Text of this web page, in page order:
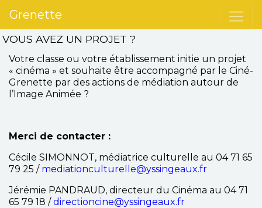
Grenette
VOUS AVEZ UN PROJET ?
Votre classe ou votre établissement initie un projet
« cinéma » et souhaite être accompagné par le Ciné-
Grenette par des actions de médiation autour de
l’Image Animée ?
Merci de contacter :
Cécile SIMONNOT, médiatrice culturelle au 04 71 65
79 25 / mediationculturelle@yssingeaux.fr
Jérémie PANDRAUD, directeur du Cinéma au 04 71
65 79 18 /directioncine@yssingeaux.fr